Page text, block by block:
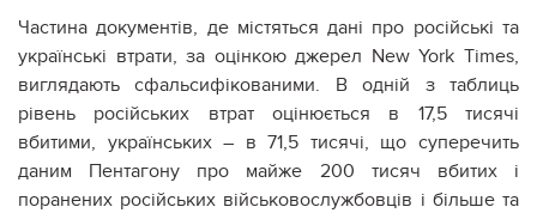
Частина документів, де містяться дані про російські та
українські втрати, за оцінкою джерел New York Times,
виглядають сфальсифікованими. В одній з таблиць
рівень російських втрат оцінюється в 17,5 тисячі
вбитими, українських – в 71,5 тисячі, що суперечить
даним Пентагону про майже 200 тисяч вбитих і
поранених російських військовослужбовців і більше та